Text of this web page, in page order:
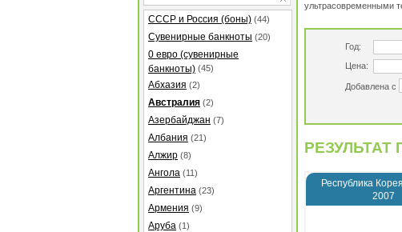
СССР и Россия (боны) (44)
Сувенирные банкноты (20)
0 евро (сувенирные
банкноты) (45)
Абхазия (2)
Австралия (2)
Азербайджан (7)
Албания (21)
Алжир (8)
Ангола (11)
Аргентина (23)
Армения (9)
Аруба (1)
ультрасовременными
Год:
Цена:
Добавлена с
РЕЗУЛЬТАТ
Республика
2007